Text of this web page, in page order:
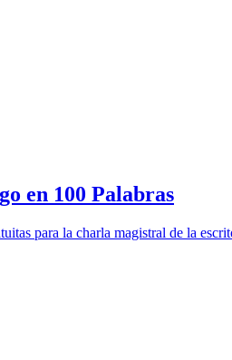
en 100 Palabras
para la charla magistral de la